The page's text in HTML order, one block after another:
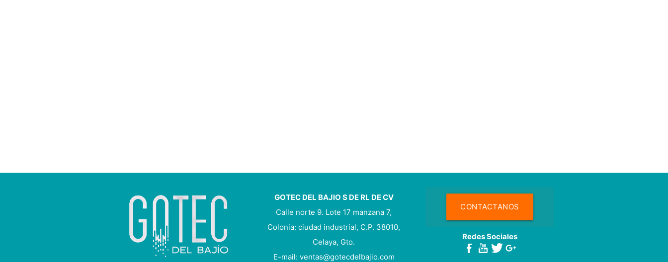
GOTEC DEL BAJIO S DE RL DE CV
Calle norte 9. Lote 17 manzana 7,
Colonia: ciudad industrial, C.P. 38010,
Celaya, Gto.
E-mail: ventas@gotecdelbajio.com
CONTACTANOS
Redes Sociales